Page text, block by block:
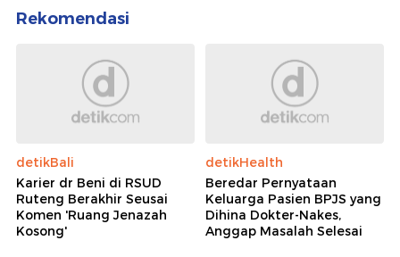
Rekomendasi
detikBali
Karier dr Beni di RSUD
Ruteng Berakhir Seusai
Komen 'Ruang Jenazah
Kosong'
detikHealth
Beredar Pernyataan
Keluarga Pasien BPJS yang
Dihina Dokter-Nakes,
Anggap Masalah Selesai